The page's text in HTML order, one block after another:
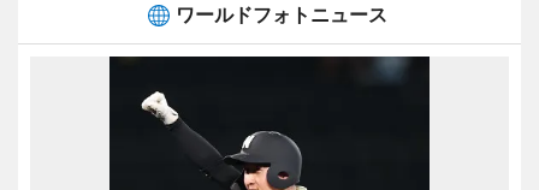
ワールドフォトニュース